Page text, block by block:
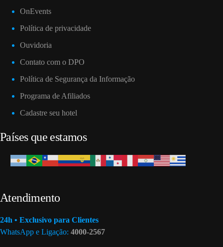
OnEvents
Política de privacidade
Ouvidoria
Contato com o DPO
Política de Segurança da Informação
Programa de Afiliados
Cadastre seu hotel
Países que estamos
Atendimento
24h • Exclusivo para Clientes
WhatsApp e Ligação: 4000-2567